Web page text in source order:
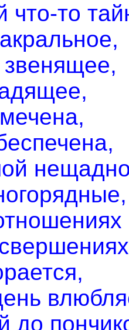
что-то
до